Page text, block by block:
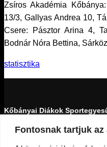
Fontosnak tartjuk
Zsíros Akadémia
13/3, Gallyas Andrea 10,
Csere: Pásztor Arina 4,
Bodnár Nóra Bettina,
statisztika
Kőbányai Diákok
1103 Budapest, Kada utca